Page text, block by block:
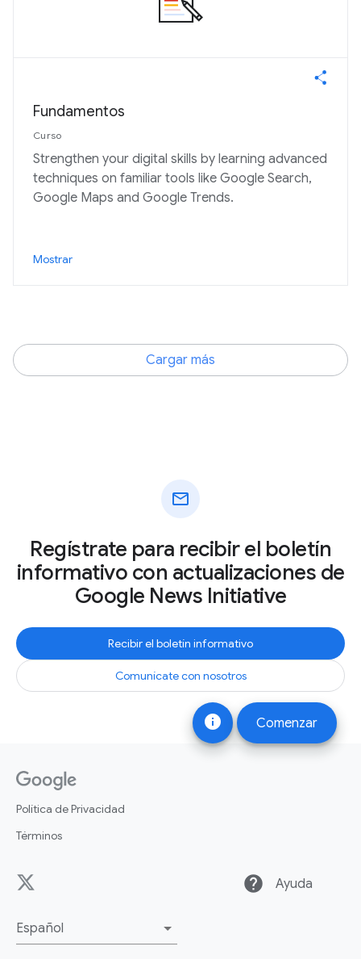
info Comenzar
Fundamentos
Curso
Strengthen your digital skills by learning advanced
techniques on familiar tools like Google Search,
Google Maps and Google Trends.
Mostrar
Cargar más
mail
Regístrate para recibir el boletín
informativo con actualizaciones de
Google News Initiative
Recibir el boletín informativo
Comunícate con nosotros
Política de Privacidad
Términos
help Ayuda
Español